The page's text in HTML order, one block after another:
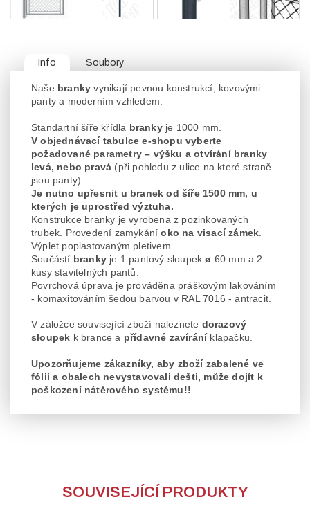
Info Soubory
Naše branky vynikají pevnou konstrukcí, kovovými
panty a moderním vzhledem.
Standartní šíře křídla brankyje 1000 mm.
V objednávací tabulce e-shopu vyberte
požadované parametry – výšku a otvírání branky
levá, nebo pravá (při pohledu z ulice na které straně
jsou panty).
Je nutno upřesnit u branek od šíře 1500 mm, u
kterých je uprostřed výztuha.
Konstrukce branky je vyrobena z pozinkovaných
trubek. Provedení zamykáníoko na visací zámek.
Výplet poplastovaným pletivem.
Součástí branky je 1 pantový sloupekø 60 mm a 2
kusy stavitelných pantů.
Povrchová úprava je prováděna práškovým lakováním
- komaxitováním šedou barvou v RAL 7016 - antracit.
V záložce související zboží naleznete dorazový
sloupek k brance a přídavné zavírání klapačku.
Upozorňujeme zákazníky, aby zboží zabalené ve
fólii a obalech nevystavovali dešti, může dojít k
poškození nátěrového systému!!
SOUVISEJÍCÍ PRODUKTY